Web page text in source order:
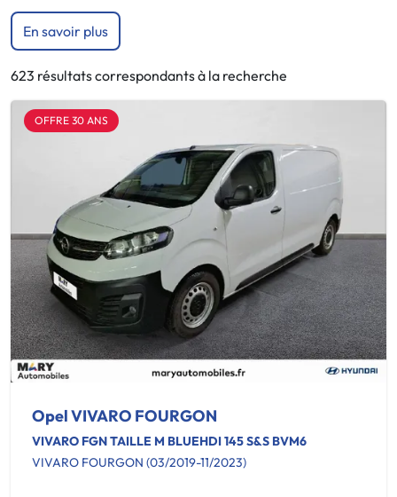
En savoir plus
623 résultats correspondants à la recherche
OFFRE 30 ANS
Opel VIVARO FOURGON
VIVARO FGN TAILLE M BLUEHDI 145 S&S BVM6
VIVARO FOURGON (03/2019-11/2023)